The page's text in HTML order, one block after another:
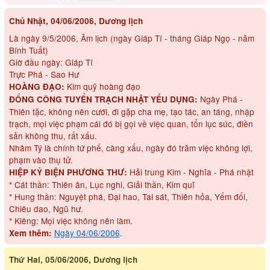
Chủ Nhật, 04/06/2006, Dương lịch
Là ngày 9/5/2006, Âm lịch (ngày Giáp Tí - tháng Giáp Ngọ - năm
Bính Tuất)
Giờ đầu ngày: Giáp Tí
Trực Phá - Sao Hư
HOÀNG ĐẠO: Kim quỹ hoàng đạo
ĐỔNG CÔNG TUYỂN TRẠCH NHẬT YẾU DỤNG: Ngày Phá -
Thiên tặc, không nên cưới, đi gặp cha mẹ, tạo tác, an táng, nhập
trạch, mọi việc phạm cái đó bị gọi về việc quan, tổn lục súc, điền
sản không thu, rất xấu.
Nhâm Tý là chính tứ phế, càng xấu, ngày đó trăm việc không lợi,
phạm vào thụ tử.
HIỆP KỶ BIỆN PHƯƠNG THƯ: Hải trung Kim - Nghĩa - Phá nhật
* Cát thần: Thiên ân, Lục nghi, Giải thần, Kim quĩ
* Hung thần: Nguyệt phá, Đại hao, Tai sát, Thiên hỏa, Yếm đối,
Chiêu dao, Ngũ hư.
* Kiêng: Mọi việc không nên làm.
Xem thêm: Ngày 04/06/2006.
Thứ Hai, 05/06/2006, Dương lịch